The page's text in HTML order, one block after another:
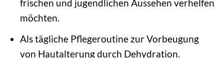
frischen und jugendlichen Aussehen verhelfen
möchten.
Als tägliche Pflegeroutine zur Vorbeugung
von Hautalterung durch Dehydration.